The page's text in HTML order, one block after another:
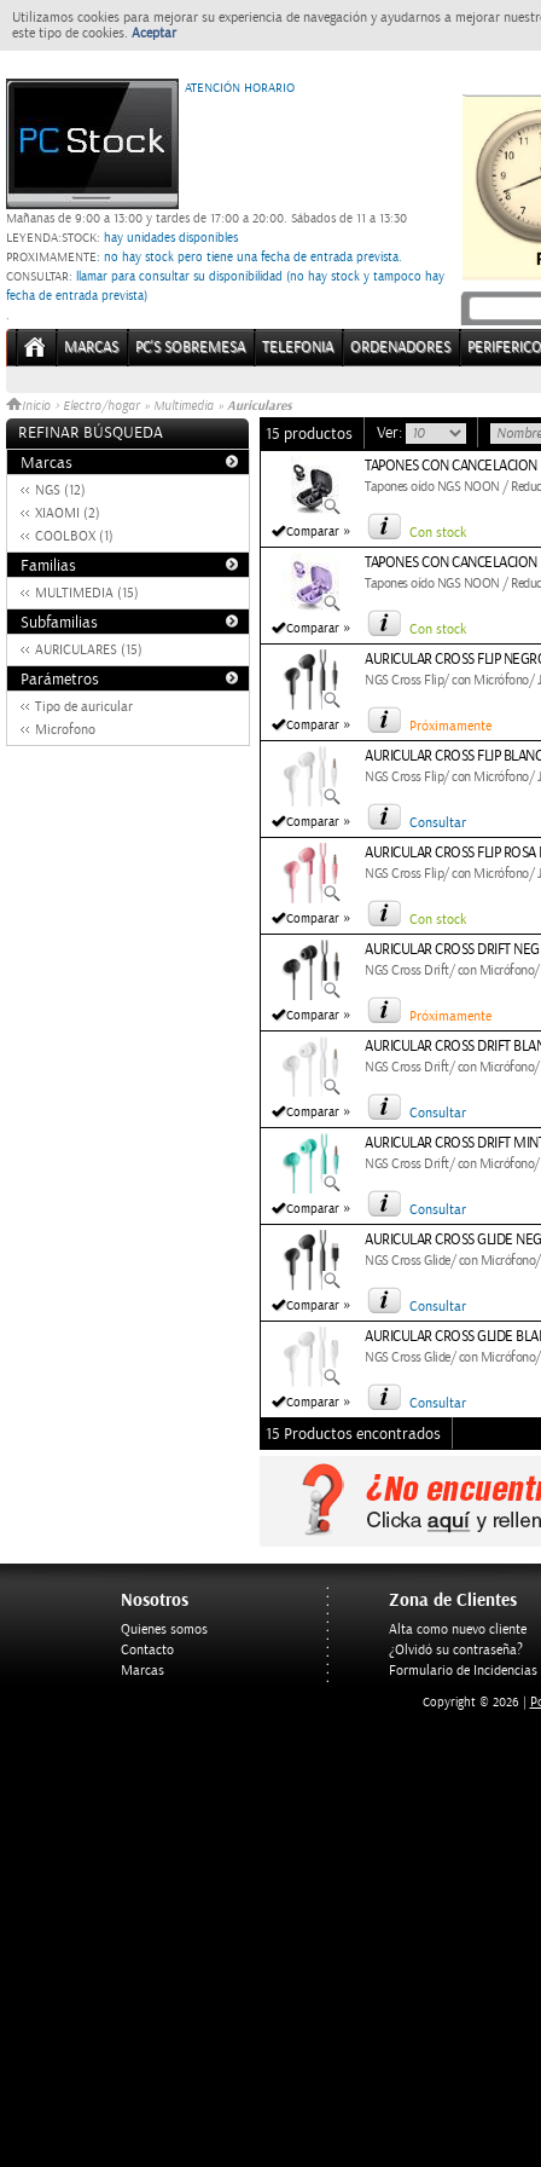
Utilizamos cookies para mejorar su experiencia de navegación y ayudarnos a mejorar
este tipo de cookies. Aceptar
ATENCIÓN HORARIO
Mañanas de 9:00 a 13:00 y tardes de 17:00 a 20:00. Sábados de 11 a 13:30
LEYENDA:STOCK: hay unidades disponibles
PROXIMAMENTE: no hay stock pero tiene una fecha de entrada prevista.
CONSULTAR: llamar para consultar su disponibilidad (no hay stock y tampoco hay
fecha de entrada prevista)
.
MARCAS PC'S SOBREMESA TELEFONIA ORDENADORES
Inicio > Electro/hogar » Multimedia » Auriculares
REFINAR BÚSQUEDA
Marcas
NGS (12)
XIAOMI (2)
COOLBOX (1)
Familias
MULTIMEDIA (15)
Subfamilias
AURICULARES (15)
Parámetros
Tipo de auricular
Microfono
15 productos Ver:
Comparar »
TAPONES CON
Tapones oído NGS NOON /
Con stock
Comparar »
TAPONES CON
Tapones oído NGS NOON /
Con stock
Comparar »
AURICULAR CROSS FLIP
NGS Cross Flip/ con Micrófono/
Próximamente
Comparar »
AURICULAR CROSS FLIP
NGS Cross Flip/ con Micrófono/
Consultar
Comparar »
AURICULAR CROSS FLIP ROSA
NGS Cross Flip/ con Micrófono/
Con stock
Comparar »
AURICULAR CROSS DRIFT
NGS Cross Drift/ con Micrófono/
Próximamente
Comparar »
AURICULAR CROSS DRIFT
NGS Cross Drift/ con Micrófono/
Consultar
Comparar »
AURICULAR CROSS DRIFT
NGS Cross Drift/ con Micrófono/
Consultar
Comparar »
AURICULAR CROSS GLIDE
NGS Cross Glide/ con
Consultar
Comparar »
AURICULAR CROSS GLIDE
NGS Cross Glide/ con
Consultar
15 Productos encontrados
Nosotros
Quienes somos
Contacto
Marcas
Zona de Clientes
Alta como nuevo cliente
¿Olvidó su contraseña?
Formulario de Incidencias
Copyright © 2026 |